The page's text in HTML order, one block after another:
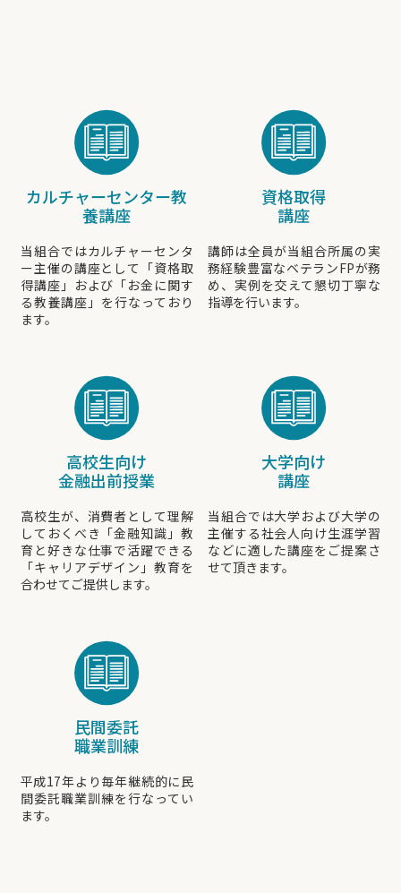
カルチャーセンター教
養講座
当組合ではカルチャーセンタ
ー主催の講座として「資格取
得講座」および「お金に関す
る教養講座」を行なっており
ます。
資格取得
講座
講師は全員が当組合所属の実
務経験豊富なベテランFPが務
め、実例を交えて懇切丁寧な
指導を行います。
高校生向け
金融出前授業
高校生が、消費者として理解
しておくべき「金融知識」教
育と好きな仕事で活躍できる
「キャリアデザイン」教育を
合わせてご提供します。
大学向け
講座
当組合では大学および大学の
主催する社会人向け生涯学習
などに適した講座をご提案さ
せて頂きます。
民間委託
職業訓練
平成17年より毎年継続的に民
間委託職業訓練を行なってい
ます。